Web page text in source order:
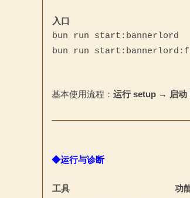
入口
bun run start:bannerlord
bun run
基本使用流程： 运行 setup → 启动
◆运行与诊断
工具
功